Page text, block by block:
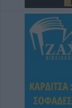
8 Αυγούστου
Το
Λεωνίδα
8 Αυγούστου
58.370
Αυγούστου